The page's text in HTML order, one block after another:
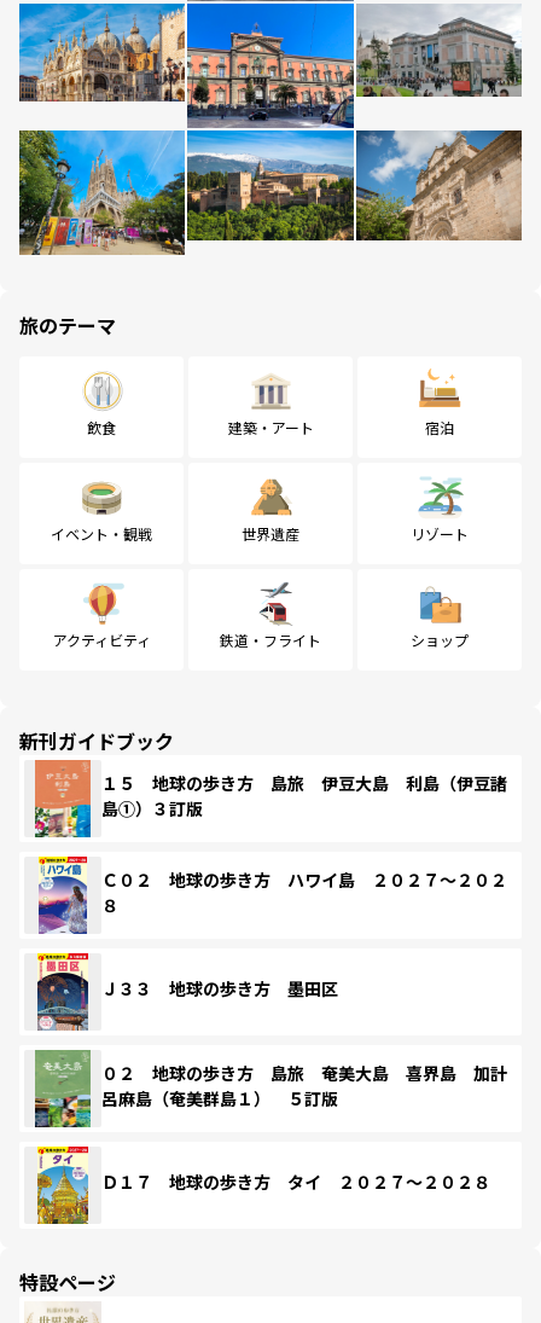
旅のテーマ
飲食 建築・アート 宿泊
イベント・観戦 世界遺産 リゾート
アクティビティ 鉄道・フライト ショップ
新刊ガイドブック
１５ 地球の歩き方 島旅 伊豆大島 利島（伊豆諸
島①）３訂版
Ｃ０２ 地球の歩き方 ハワイ島 ２０２７～２０２
８
Ｊ３３ 地球の歩き方 墨田区
０２ 地球の歩き方 島旅 奄美大島 喜界島 加計
呂麻島（奄美群島１） ５訂版
Ｄ１７ 地球の歩き方 タイ ２０２７～２０２８
特設ページ